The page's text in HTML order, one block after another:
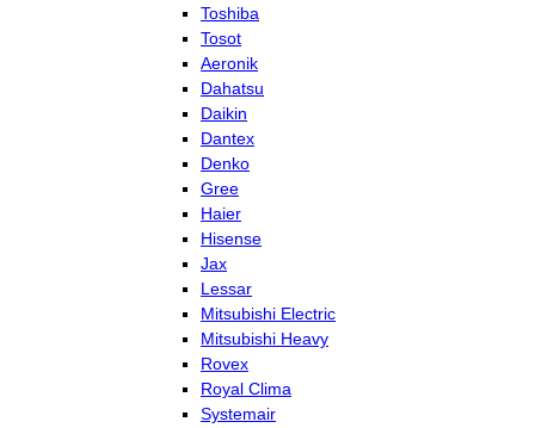
Toshiba
Tosot
Aeronik
Dahatsu
Daikin
Dantex
Denko
Gree
Haier
Hisense
Jax
Lessar
Mitsubishi Electric
Mitsubishi Heavy
Rovex
Royal Clima
Systemair